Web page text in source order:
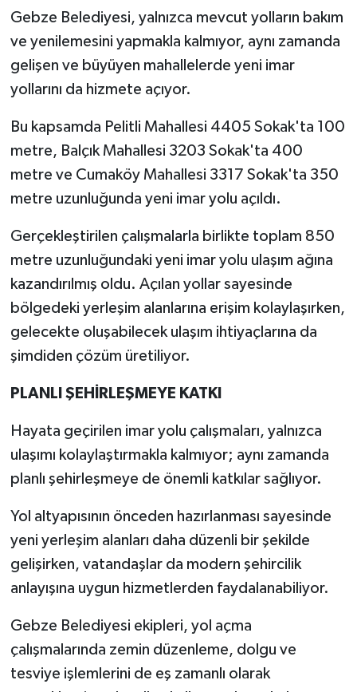
Gebze Belediyesi, yalnızca mevcut yolların bakım
ve yenilemesini yapmakla kalmıyor, aynı zamanda
gelişen ve büyüyen mahallelerde yeni imar
yollarını da hizmete açıyor.
Bu kapsamda Pelitli Mahallesi 4405 Sokak'ta 100
metre, Balçık Mahallesi 3203 Sokak'ta 400
metre ve Cumaköy Mahallesi 3317 Sokak'ta 350
metre uzunluğunda yeni imar yolu açıldı.
Gerçekleştirilen çalışmalarla birlikte toplam 850
metre uzunluğundaki yeni imar yolu ulaşım ağına
kazandırılmış oldu. Açılan yollar sayesinde
bölgedeki yerleşim alanlarına erişim kolaylaşırken,
gelecekte oluşabilecek ulaşım ihtiyaçlarına da
şimdiden çözüm üretiliyor.
PLANLI ŞEHİRLEŞMEYE KATKI
Hayata geçirilen imar yolu çalışmaları, yalnızca
ulaşımı kolaylaştırmakla kalmıyor; aynı zamanda
planlı şehirleşmeye de önemli katkılar sağlıyor.
Yol altyapısının önceden hazırlanması sayesinde
yeni yerleşim alanları daha düzenli bir şekilde
gelişirken, vatandaşlar da modern şehircilik
anlayışına uygun hizmetlerden faydalanabiliyor.
Gebze Belediyesi ekipleri, yol açma
çalışmalarında zemin düzenleme, dolgu ve
tesviye işlemlerini de eş zamanlı olarak